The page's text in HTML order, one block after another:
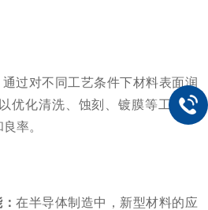
通过对不同工艺条件下材料表面润
优化清洗、蚀刻、镀膜等工艺参
率。
：在半导体制造中，新型材料的应